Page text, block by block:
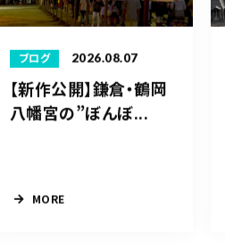
ブログ 2026.08.07
【新作公開】鎌倉・鶴岡
八幡宮の”ぼんぼ...
MORE